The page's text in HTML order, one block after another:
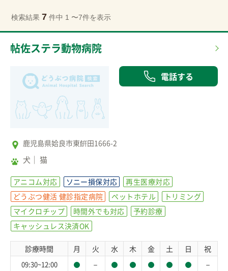
検索結果 7 件中 1 〜7件を表示
帖佐ステラ動物病院
電話する
鹿児島県姶良市東餠田1666-2
犬 猫
アニコム対応 ソニー損保対応
再生医療対応
どうぶつ健活 健診指定病院
ペットホテル
トリミング
マイクロチップ
時間外でも対応
予約診療
キャッシュレス決済OK
診療時間 月 火 水 木 金 土 日 祝
09:30~12:00 － －